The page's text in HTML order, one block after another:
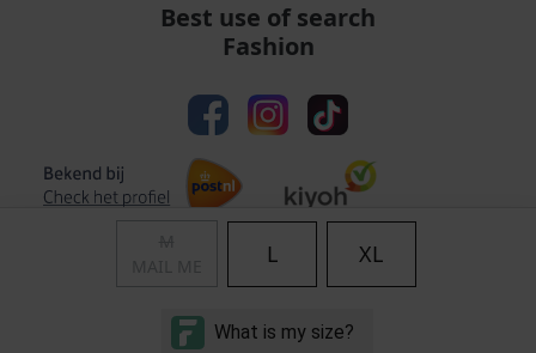
L XL
Best use of search
Fashion
Algemene voorwaarden | Privacy